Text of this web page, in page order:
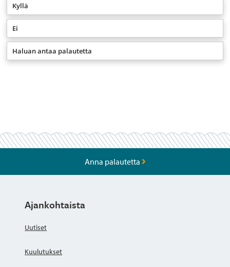
Kyllä
Ei
Haluan antaa palautetta
Anna palautetta
Ajankohtaista
Uutiset
Kuulutukset